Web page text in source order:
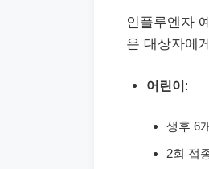
인플루엔자
은 대상자에
어린이:
생후 6
2회 접